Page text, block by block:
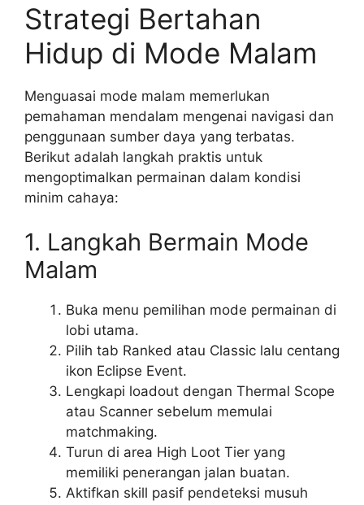
Strategi Bertahan
Hidup di Mode Malam
Menguasai mode malam memerlukan
pemahaman mendalam mengenai navigasi dan
penggunaan sumber daya yang terbatas.
Berikut adalah langkah praktis untuk
mengoptimalkan permainan dalam kondisi
minim cahaya:
1. Langkah Bermain Mode
Malam
Buka menu pemilihan mode permainan di
lobi utama.
Pilih tab Ranked atau Classic lalu centang
ikon Eclipse Event.
Lengkapi loadout dengan Thermal Scope
atau Scanner sebelum memulai
matchmaking.
Turun di area High Loot Tier yang
memiliki penerangan jalan buatan.
Aktifkan skill pasif pendeteksi musuh